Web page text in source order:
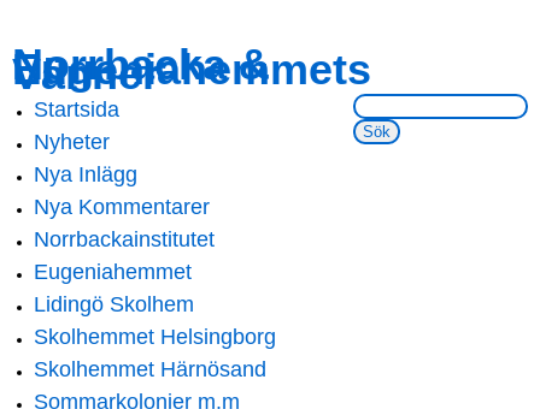
main
content
navigation
Norrbacka &
Eugeniahemmets
Vänner
Sök på webbsidan:
Main menu
Startsida
Nyheter
Nya Inlägg
Nya Kommentarer
Norrbackainstitutet
Eugeniahemmet
Lidingö Skolhem
Skolhemmet Helsingborg
Skolhemmet Härnösand
Sommarkolonier m.m